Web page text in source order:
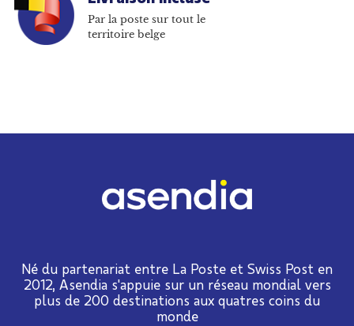
Par la poste sur tout le
territoire belge
Né du partenariat entre La Poste et Swiss Post en
2012, Asendia s'appuie sur un réseau mondial vers
plus de 200 destinations aux quatres coins du
monde